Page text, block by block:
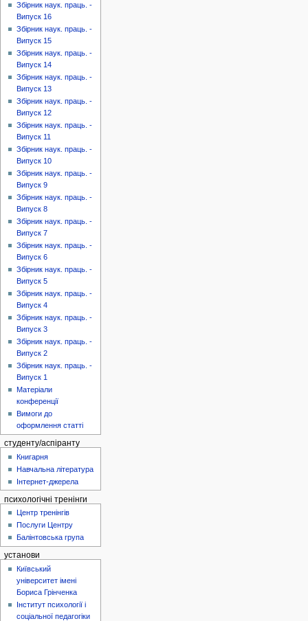
Збірник наук. праць. -
Випуск 16
Збірник наук. праць. -
Випуск 15
Збірник наук. праць. -
Випуск 14
Збірник наук. праць. -
Випуск 13
Збірник наук. праць. -
Випуск 12
Збірник наук. праць. -
Випуск 11
Збірник наук. праць. -
Випуск 10
Збірник наук. праць. -
Випуск 9
Збірник наук. праць. -
Випуск 8
Збірник наук. праць. -
Випуск 7
Збірник наук. праць. -
Випуск 6
Збірник наук. праць. -
Випуск 5
Збірник наук. праць. -
Випуск 4
Збірник наук. праць. -
Випуск 3
Збірник наук. праць. -
Випуск 2
Збірник наук. праць. -
Випуск 1
Матеріали
конференції
Вимоги до
оформлення статті
студенту/аспіранту
Книгарня
Навчальна література
Інтернет-джерела
психологічні тренінги
Центр тренінгів
Послуги Центру
Балінтовська група
установи
Київський
університет імені
Бориса Грінченка
Інститут психології і
соціальної педагогіки